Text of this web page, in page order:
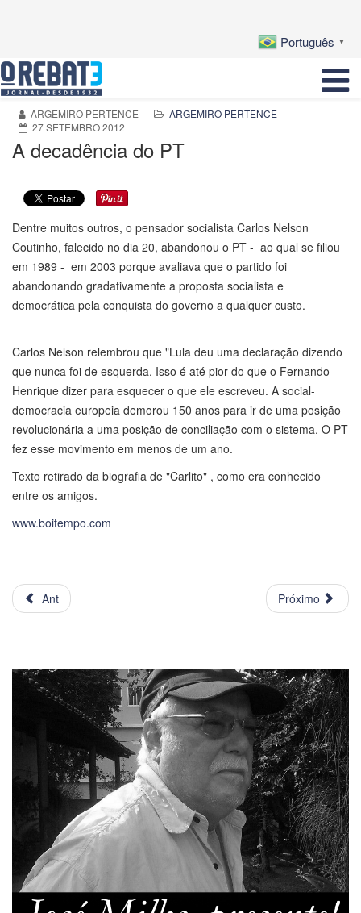
Português ▼
ARGEMIRO PERTENCE
ARGEMIRO PERTENCE
27 SETEMBRO 2012
A decadência do PT
Dentre muitos outros, o pensador socialista Carlos Nelson
Coutinho, falecido no dia 20, abandonou o PT - ao qual se filiou
em 1989 - em 2003 porque avaliava que o partido foi
abandonando gradativamente a proposta socialista e
democrática pela conquista do governo a qualquer custo.
Carlos Nelson relembrou que "Lula deu uma declaração dizendo
que nunca foi de esquerda. Isso é até pior do que o Fernando
Henrique dizer para esquecer o que ele escreveu. A social-
democracia europeia demorou 150 anos para ir de uma posição
revolucionária a uma posição de conciliação com o sistema. O PT
fez esse movimento em menos de um ano.
Texto retirado da biografia de "Carlito" , como era conhecido
entre os amigos.
www.boitempo.com
Ant Próximo